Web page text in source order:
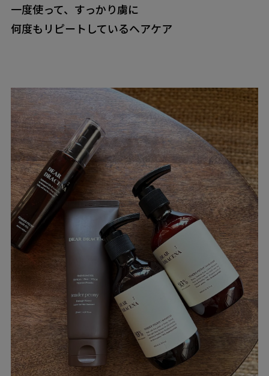
一度使って、すっかり虜に
何度もリピートしているヘアケア